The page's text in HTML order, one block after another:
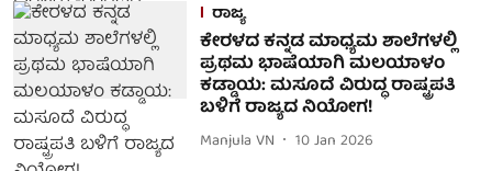
ರಾಜ್ಯ
ಕೇರಳದ ಕನ್ನಡ ಮಾಧ್ಯಮ ಶಾಲೆಗಳಲ್ಲಿ
ಪ್ರಥಮ ಭಾಷೆಯಾಗಿ ಮಲಯಾಳಂ
ಕಡ್ಡಾಯ: ಮಸೂದೆ ವಿರುದ್ಧ ರಾಷ್ಟ್ರಪತಿ
ಬಳಿಗೆ ರಾಜ್ಯದ ನಿಯೋಗ!
Manjula VN
10 Jan 2026